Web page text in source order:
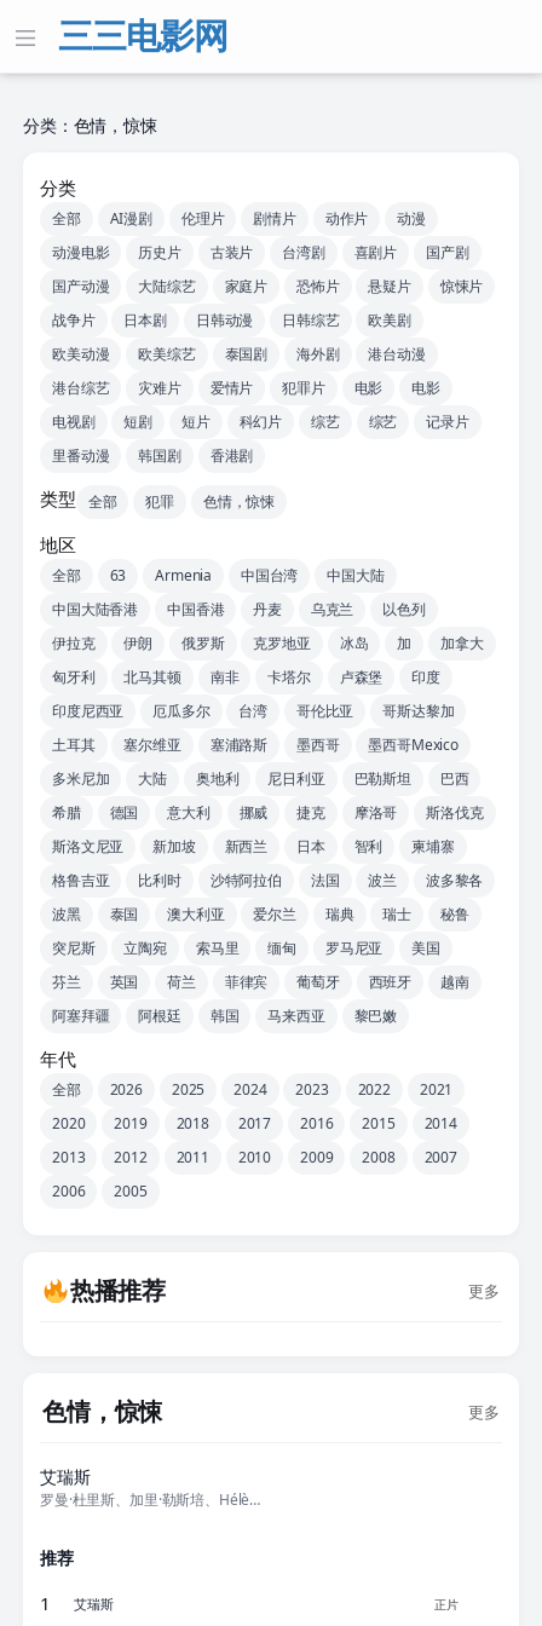
三三电影网
分类：色情，惊悚
分类
全部 AI漫剧 伦理片 剧情片 动作片
动漫
动漫电影
历史片 古装片 台湾剧 喜剧片
国产剧
国产动漫
大陆综艺 家庭片 恐怖片 悬疑片
惊悚片
战争片
日本剧 日韩动漫 日韩综艺
欧美剧
欧美动漫
欧美综艺 泰国剧 海外剧
港台动漫
港台综艺
灾难片 爱情片 犯罪片 电影
电影
电视剧
短剧 短片 科幻片 综艺 综艺
记录片
里番动漫
韩国剧 香港剧
类型 全部 犯罪 色情，惊悚
地区
全部 63 Armenia 中国台湾
中国大陆
中国大陆香港
中国香港 丹麦 乌克兰
以色列
伊拉克
伊朗 俄罗斯 克罗地亚 冰岛 加
加拿大
匈牙利
北马其顿 南非 卡塔尔 卢森堡
印度
印度尼西亚
厄瓜多尔 台湾 哥伦比亚
哥斯达黎加
土耳其
塞尔维亚 塞浦路斯 墨西哥
墨西哥Mexico
多米尼加
大陆 奥地利 尼日利亚 巴勒斯坦
巴西
希腊
德国 意大利 挪威 捷克 摩洛哥
斯洛伐克
斯洛文尼亚
新加坡 新西兰 日本 智利
柬埔寨
格鲁吉亚
比利时 沙特阿拉伯 法国 波兰
波多黎各
波黑
泰国 澳大利亚 爱尔兰 瑞典 瑞士
秘鲁
突尼斯
立陶宛 索马里 缅甸 罗马尼亚
美国
芬兰
英国 荷兰 菲律宾 葡萄牙 西班牙
越南
阿塞拜疆
阿根廷 韩国 马来西亚 黎巴嫩
年代
全部 2026 2025 2024 2023 2022
2021
2020
2019 2018 2017 2016 2015
2014
2013
2012 2011 2010 2009 2008
2007
2006
2005
热播推荐 更多
色情，惊悚 更多
艾瑞斯
罗曼·杜里斯、加里·勒斯培、Hélène Barbry、夏洛特·勒邦、阿
推荐
1 艾瑞斯 正片